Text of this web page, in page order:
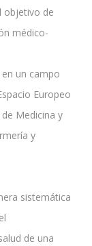
objetivo de
médico-
un campo
Europeo
Medicina y
y
siste­mática
de una